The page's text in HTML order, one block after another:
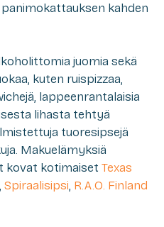
kahden
juomia sekä
kuten ruispizzaa,
lappeenrantalaisia
lihasta tehtyä
tuoresipsejä
Makuelämyksiä
kovat kotimaiset Texas
, Spiraalisipsi, R.A.O. Finland